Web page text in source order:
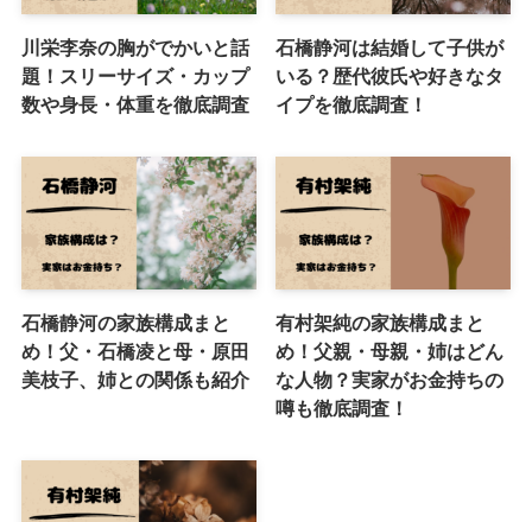
川栄李奈の胸がでかいと話
題！スリーサイズ・カップ
数や身長・体重を徹底調査
石橋静河は結婚して子供が
いる？歴代彼氏や好きなタ
イプを徹底調査！
石橋静河の家族構成まと
め！父・石橋凌と母・原田
美枝子、姉との関係も紹介
有村架純の家族構成まと
め！父親・母親・姉はどん
な人物？実家がお金持ちの
噂も徹底調査！